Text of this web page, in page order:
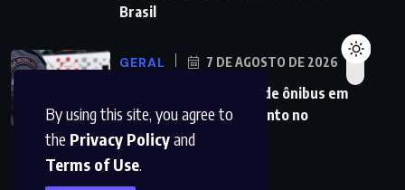
By using this site, you agree to
the Privacy Policyand
Terms of Use.
Brasil
GERAL 7 DE AGOSTO DE 2026
PMs detêm motorista de ônibus em
SP após desentendimento no